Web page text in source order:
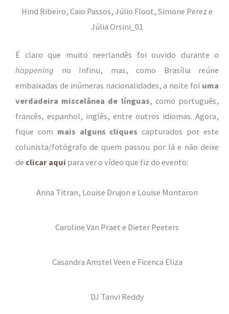
Hind Ribeiro, Caio Passos, Júlio Floot, Simone Perez e
Júlia Orsini_01
É claro que muito neerlandês foi ouvido durante o
happening no Infinu, mas, como Brasília reúne
embaixadas de inúmeras nacionalidades, a noite foi uma
verdadeira miscelânea de línguas, como português,
francês, espanhol, inglês, entre outros idiomas. Agora,
fique com mais alguns cliques capturados por este
colunista/fotógrafo de quem passou por lá e não deixe
de clicar aqui para ver o vídeo que fiz do evento:
Anna Titran, Louise Drujon e Louise Montaron
Caroline Van Praet e Dieter Peeters
Casandra Amstel Veen e Ficenca Eliza
DJ Tanvi Reddy